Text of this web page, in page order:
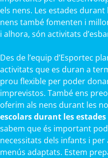
els nens. Les estades
nens també fomenten i
i alhora, són activitats
Des de l’equip d’Esportec
activitats que es duran a
prou flexible per poder
imprevistos. També ens
oferim als nens durant les
escolars durant les
sabem que és important
necessitats dels infants i
menús adaptats. Estem